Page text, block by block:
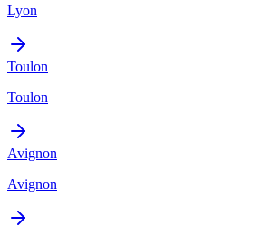
Lyon
Toulon
Toulon
Avignon
Avignon